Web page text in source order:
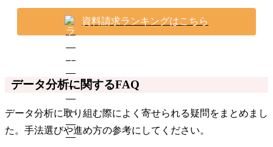
資料請求ランキングはこちら
データ分析に関するFAQ
データ分析に取り組む際によく寄せられる疑問をまとめまし
た。手法選びや進め方の参考にしてください。